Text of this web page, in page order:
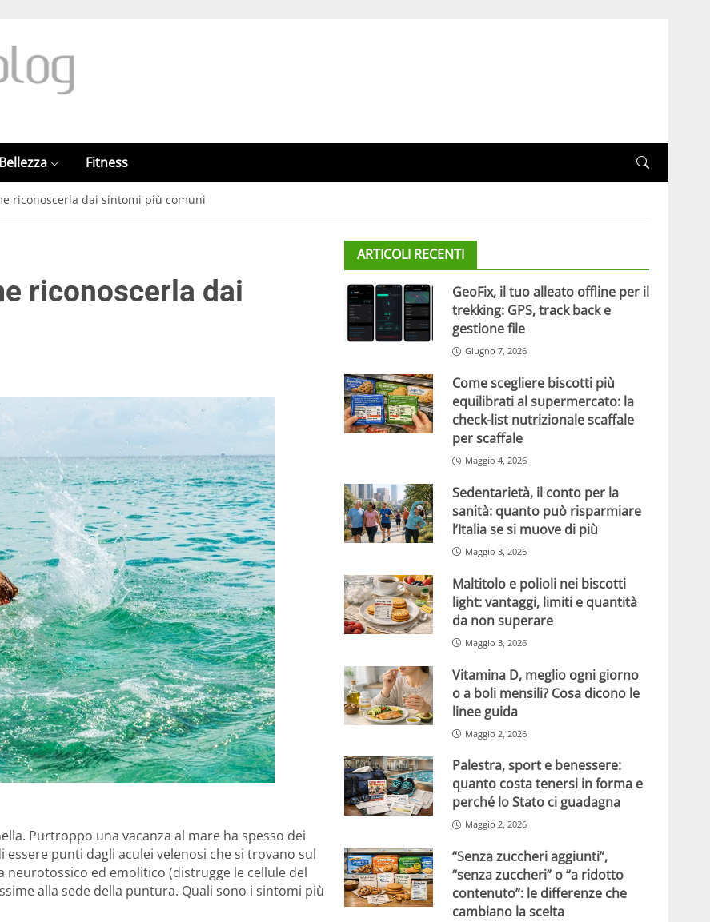
Bellezza Fitness
riconoscerla dai sintomi più comuni
riconoscerla dai
Purtroppo una vacanza al mare ha spesso dei
punti dagli aculei velenosi che si trovano sul
ed emolitico (distrugge le cellule del
alla sede della puntura. Quali sono i sintomi più
ARTICOLI RECENTI
GeoFix, il tuo alleato offline per il
trekking: GPS, track back e
gestione file
Giugno 7, 2026
Come scegliere biscotti più
equilibrati al supermercato: la
check-list nutrizionale scaffale
per scaffale
Maggio 4, 2026
Sedentarietà, il conto per la
sanità: quanto può risparmiare
l’Italia se si muove di più
Maggio 3, 2026
Maltitolo e polioli nei biscotti
light: vantaggi, limiti e quantità
da non superare
Maggio 3, 2026
Vitamina D, meglio ogni giorno
o a boli mensili? Cosa dicono le
linee guida
Maggio 2, 2026
Palestra, sport e benessere:
quanto costa tenersi in forma e
perché lo Stato ci guadagna
Maggio 2, 2026
“Senza zuccheri aggiunti”,
“senza zuccheri” o “a ridotto
contenuto”: le differenze che
cambiano la scelta